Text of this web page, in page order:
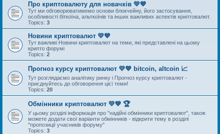
Про криптовалюту для новачків 💛💙
Тут ми обговорюватимемо основи блокчейну, його застосування,
особливості біткоїна, альткоїнів та інших важливих аспектів криптовалют.
Topics: 3
Новини криптовалют 💛💙
Тут важливі Новини криптовалют на теми, які представлені на цьому
крипто форумі
Topics: 2
Прогноз курсу криптовалют 💛💙 bitcoin, altcoin 📈
Тут розглядаємо аналітику ринку і Прогноз курсу криптовалют -
приєднуйтесь до обговорення цієї теми!
Topics: 20
Обмінники криптовалют 💛💙 🏆
У цьому розділі інформація про "надійні обмінники криптовалют", також
можете додати свої варіанти обмінників - відкрити тему в розділі
"пропозиції учасників форуму"
Topics: 3